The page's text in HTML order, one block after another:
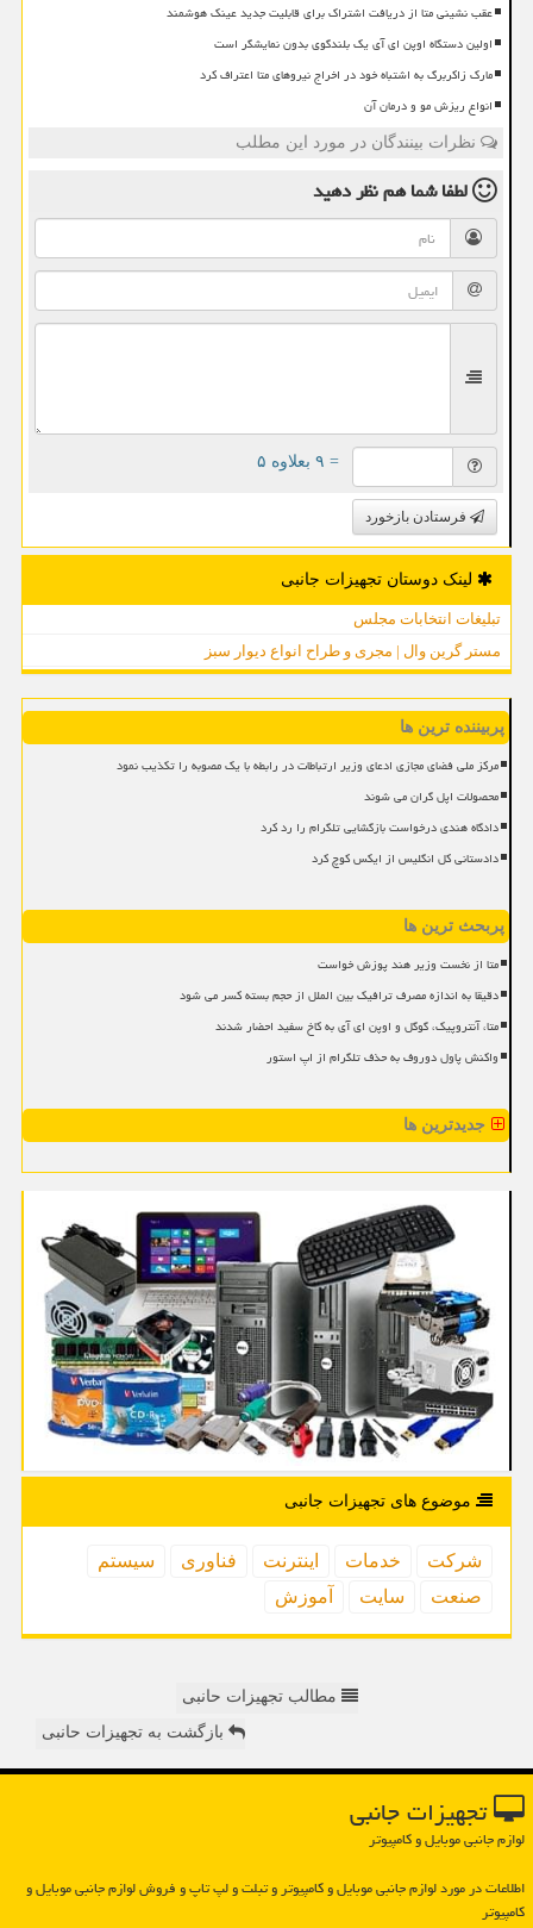
عقب نشینی متا از دریافت اشتراک برای قابلیت جدید عینک هوشمند
اولین دستگاه اوپن ای آی یک بلندگوی بدون نمایشگر است
مارک زاکربرگ به اشتباه خود در اخراج نیروهای متا اعتراف کرد
انواع ریزش مو و درمان آن
نظرات بینندگان در مورد این مطلب
لطفا شما همنظر دهید
= ۹ بعلاوه ۵
فرستادن بازخورد
لینک دوستان تجهیزات جانبی
تبلیغات انتخابات مجلس
مستر گرین وال | مجری و طراح انواع دیوار سبز
پربیننده ترین ها
مرکز ملی فضای مجازی ادعای وزیر ارتباطات در رابطه با یک مصوبه را تکذیب نمود
محصولات اپل گران می شوند
دادگاه هندی درخواست بازگشایی تلگرام را رد کرد
دادستانی کل انگلیس از ایکس کوچ کرد
پربحث ترین ها
متا از نخست وزیر هند پوزش خواست
دقیقا به اندازه مصرف ترافیک بین الملل از حجم بسته کسر می شود
متا، آنتروپیک، گوگل و اوپن ای آی به کاخ سفید احضار شدند
واکنش پاول دوروف به حذف تلگرام از اپ استور
جدیدترین ها
موضوع های تجهیزات جانبی
شركت خدمات اینترنت فناوری
سیستم
صنعت
سایت آموزش
مطالب تجهیزات حانبی
بازگشت به تجهیزات حانبی
تجهیزات جانبی
لوازم جانبی موبایل و کامپیوتر
اطلاعات در مورد لوازم جانبی موبایل و كامپیوتر و تبلت و لپ تاپ و فروش لوازم جانبی موبایل و
كامپیوتر